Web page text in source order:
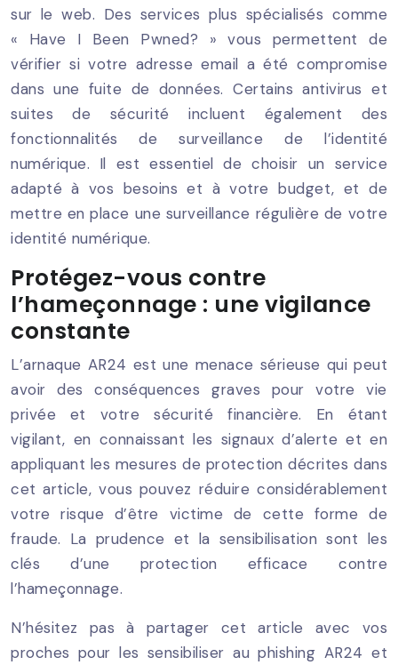
sur le web. Des services plus spécialisés comme
« Have I Been Pwned? » vous permettent de
vérifier si votre adresse email a été compromise
dans une fuite de données. Certains antivirus et
suites de sécurité incluent également des
fonctionnalités de surveillance de l’identité
numérique. Il est essentiel de choisir un service
adapté à vos besoins et à votre budget, et de
mettre en place une surveillance régulière de votre
identité numérique.
Protégez-vous contre
l’hameçonnage : une vigilance
constante
L’arnaque AR24 est une menace sérieuse qui peut
avoir des conséquences graves pour votre vie
privée et votre sécurité financière. En étant
vigilant, en connaissant les signaux d’alerte et en
appliquant les mesures de protection décrites dans
cet article, vous pouvez réduire considérablement
votre risque d’être victime de cette forme de
fraude. La prudence et la sensibilisation sont les
clés d’une protection efficace contre
l’hameçonnage.
N’hésitez pas à partager cet article avec vos
proches pour les sensibiliser au phishing AR24 et